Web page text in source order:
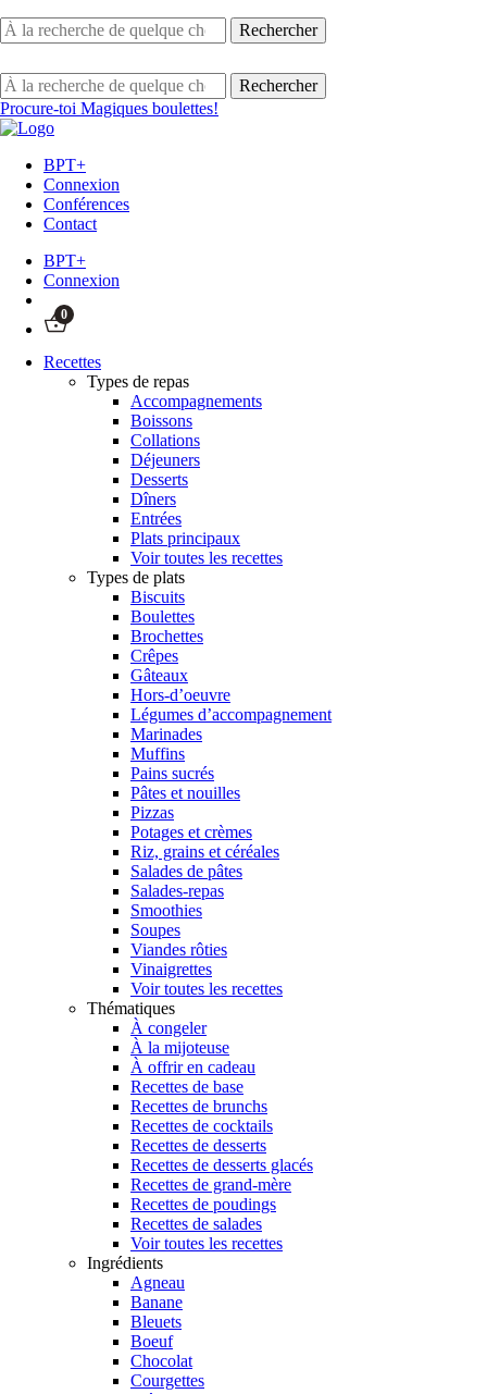
Procure-toi Magiques boulettes!
BPT+
Connexion
Conférences
Contact
BPT+
Connexion
0
Recettes
Types de repas
Accompagnements
Boissons
Collations
Déjeuners
Desserts
Dîners
Entrées
Plats principaux
Voir toutes les recettes
Types de plats
Biscuits
Boulettes
Brochettes
Crêpes
Gâteaux
Hors-d’oeuvre
Légumes d’accompagnement
Marinades
Muffins
Pains sucrés
Pâtes et nouilles
Pizzas
Potages et crèmes
Riz, grains et céréales
Salades de pâtes
Salades-repas
Smoothies
Soupes
Viandes rôties
Vinaigrettes
Voir toutes les recettes
Thématiques
À congeler
À la mijoteuse
À offrir en cadeau
Recettes de base
Recettes de brunchs
Recettes de cocktails
Recettes de desserts
Recettes de desserts glacés
Recettes de grand-mère
Recettes de poudings
Recettes de salades
Voir toutes les recettes
Ingrédients
Agneau
Banane
Bleuets
Boeuf
Chocolat
Courgettes